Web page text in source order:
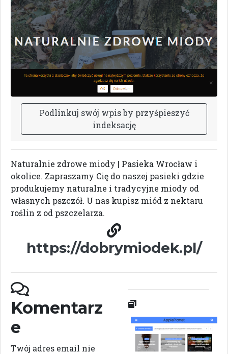
Podlinkuj swój wpisby przyśpieszyć
indeksację
Naturalnie zdrowe miody | Pasieka Wrocław i
okolice. Zapraszamy Cię do naszej pasieki gdzie
produkujemy naturalne i tradycyjne miody od
własnych pszczół. U nas kupisz miód z nektaru
roślin z od pszczelarza.
https://dobrymiodek.pl/
Komentarz
e
Twój adres email nie